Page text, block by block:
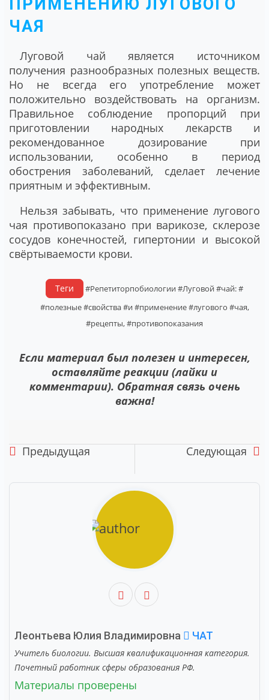
ПРИМЕНЕНИЮ ЛУГОВОГО
ЧАЯ
Луговой чай является источником
получения разнообразных полезных веществ.
Но не всегда его употребление может
положительно воздействовать на организм.
Правильное соблюдение пропорций при
приготовлении народных лекарств и
рекомендованное дозирование при
использовании, особенно в период
обострения заболеваний, сделает лечение
приятным и эффективным.
Нельзя забывать, что применение лугового
чая противопоказано при варикозе, склерозе
сосудов конечностей, гипертонии и высокой
свёртываемости крови.
Теги #Репетиторпобиологии#Луговой#чай:#
#полезные#свойства#и#применение#лугового #чая,
#рецепты,#противопоказания
Если материал был полезен и интересен,
оставляйте реакции (лайки и
комментарии). Обратная связь очень
важна!
Предыдущая Следующая
Леонтьева Юлия Владимировна ЧАТ
Учитель биологии. Высшая квалификационная категория.
Почетный работник сферы образования РФ.
Материалы проверены